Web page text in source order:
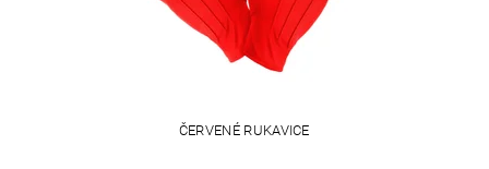
ČERVENÉ RUKAVICE